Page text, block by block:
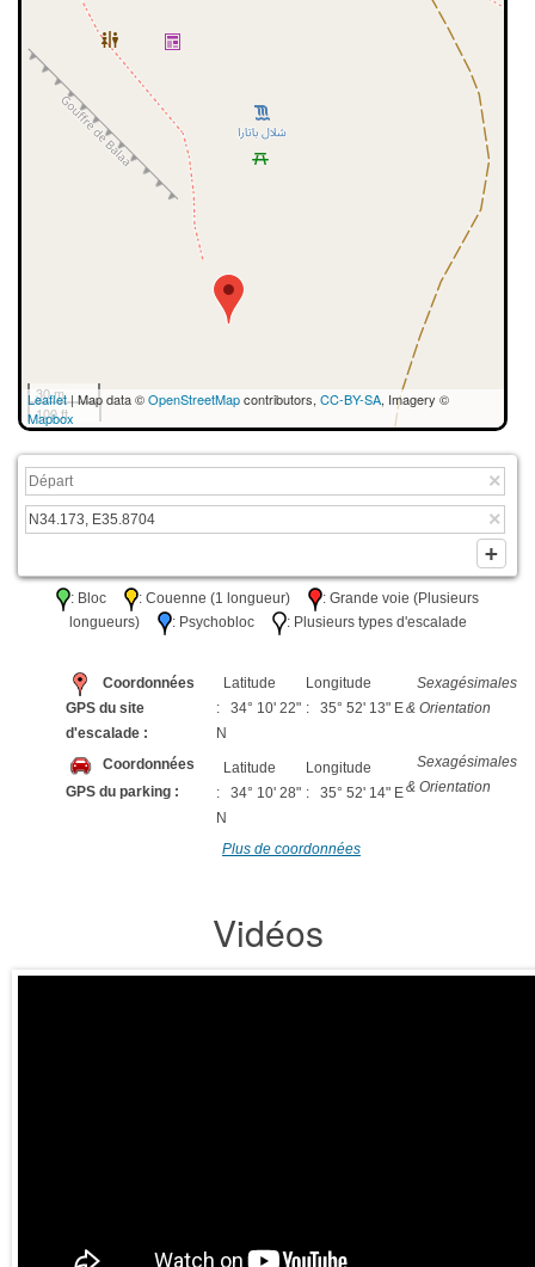
30 m
100 ft
Leaflet| Map data ©OpenStreetMapcontributors, CC-BY-SA, Imagery ©
Mapbox
: Bloc : Couenne (1 longueur)
: Grande voie (Plusieurs
longueurs)
: Psychobloc : Plusieurs types d'escalade
Coordonnées
GPS du site
d'escalade :
Latitude
: 34° 10' 22"
N
Longitude
: 35° 52' 13" E
Sexagésimales
& Orientation
Coordonnées
GPS du parking :
Latitude
: 34° 10' 28"
N
Longitude
: 35° 52' 14" E
Sexagésimales
& Orientation
Plus de coordonnées
Vidéos